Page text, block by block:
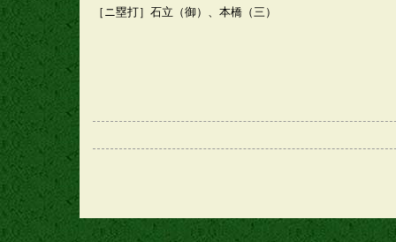
［ニ塁打］石立（御）、本橋（三）